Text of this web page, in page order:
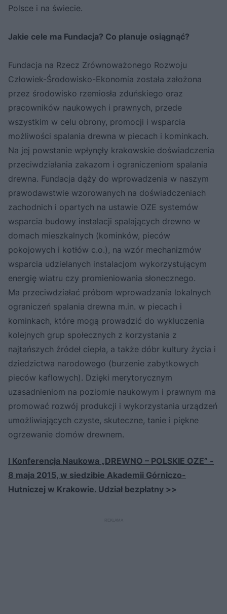
Polsce i na świecie.
Jakie cele ma Fundacja? Co planuje osiągnąć?
Fundacja na Rzecz Zrównoważonego Rozwoju
Człowiek-Środowisko-Ekonomia została założona
przez środowisko rzemiosła zduńskiego oraz
pracowników naukowych i prawnych, przede
wszystkim w celu obrony, promocji i wsparcia
możliwości spalania drewna w piecach i kominkach.
Na jej powstanie wpłynęły krakowskie doświadczenia
przeciwdziałania zakazom i ograniczeniom spalania
drewna. Fundacja dąży do wprowadzenia w naszym
prawodawstwie wzorowanych na doświadczeniach
zachodnich i opartych na ustawie OZE systemów
wsparcia budowy instalacji spalających drewno w
domach mieszkalnych (kominków, pieców
pokojowych i kotłów c.o.), na wzór mechanizmów
wsparcia udzielanych instalacjom wykorzystującym
energię wiatru czy promieniowania słonecznego.
Ma przeciwdziałać próbom wprowadzania lokalnych
ograniczeń spalania drewna m.in. w piecach i
kominkach, które mogą prowadzić do wykluczenia
kolejnych grup społecznych z korzystania z
najtańszych źródeł ciepła, a także dóbr kultury życia i
dziedzictwa narodowego (burzenie zabytkowych
pieców kaflowych). Dzięki merytorycznym
uzasadnieniom na poziomie naukowym i prawnym ma
promować rozwój produkcji i wykorzystania urządzeń
umożliwiających czyste, skuteczne, tanie i piękne
ogrzewanie domów drewnem.
I Konferencja Naukowa „DREWNO – POLSKIE OZE” -
8 maja 2015, w siedzibie Akademii Górniczo-
Hutniczej w Krakowie. Udział bezpłatny >>